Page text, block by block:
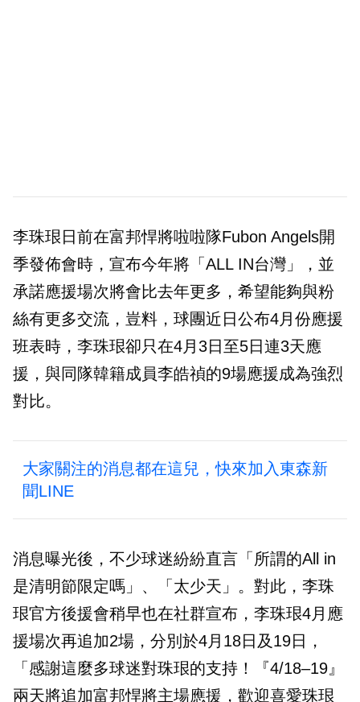
李珠珢日前在富邦悍將啦啦隊Fubon Angels開
季發佈會時，宣布今年將「ALL IN台灣」，並
承諾應援場次將會比去年更多，希望能夠與粉
絲有更多交流，豈料，球團近日公布4月份應援
班表時，李珠珢卻只在4月3日至5日連3天應
援，與同隊韓籍成員李皓禎的9場應援成為強烈
對比。
大家關注的消息都在這兒，快來加入東森新
聞LINE
消息曝光後，不少球迷紛紛直言「所謂的All in
是清明節限定嗎」、「太少天」。對此，李珠
珢官方後援會稍早也在社群宣布，李珠珢4月應
援場次再追加2場，分別於4月18日及19日，
「感謝這麼多球迷對珠珢的支持！『4/18–19』
兩天將追加富邦悍將主場應援，歡迎喜愛珠珢